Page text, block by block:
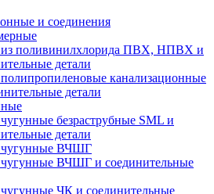
и соединения
поливинилхлорида ПВХ, НПВХ и
детали
канализационные
детали
безраструбные SML и
детали
ВЧШГ
ВЧШГ и соединительные
ЧК и соединительные